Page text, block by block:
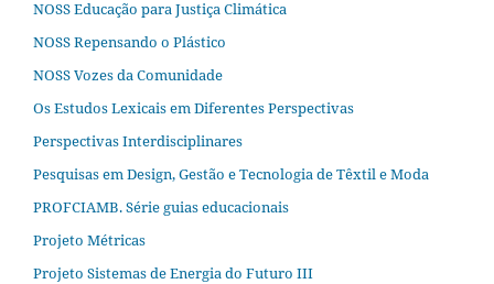
NOSS Educação para Justiça Climática
NOSS Repensando o Plástico
NOSS Vozes da Comunidade
Os Estudos Lexicais em Diferentes Perspectivas
Perspectivas Interdisciplinares
Pesquisas em Design, Gestão e Tecnologia de Têxtil e Moda
PROFCIAMB. Série guias educacionais
Projeto Métricas
Projeto Sistemas de Energia do Futuro III